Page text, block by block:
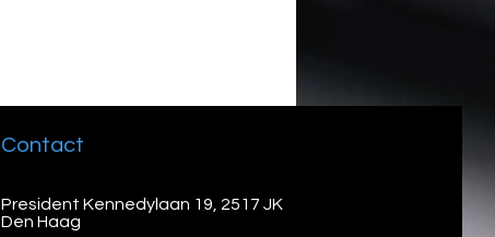
Contact
President Kennedylaan 19, 2517 JK
Den Haag